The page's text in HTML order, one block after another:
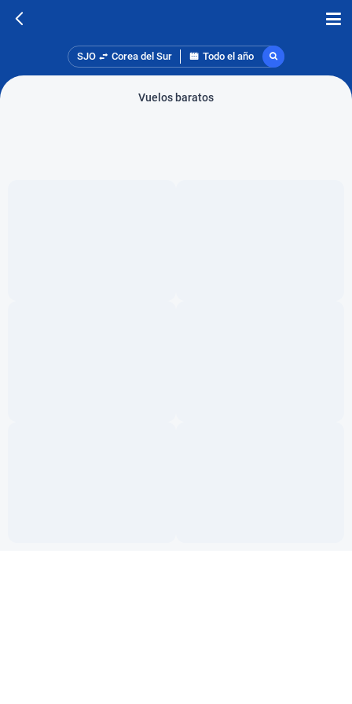
SJO Corea del Sur Todo el año
Vuelos baratos